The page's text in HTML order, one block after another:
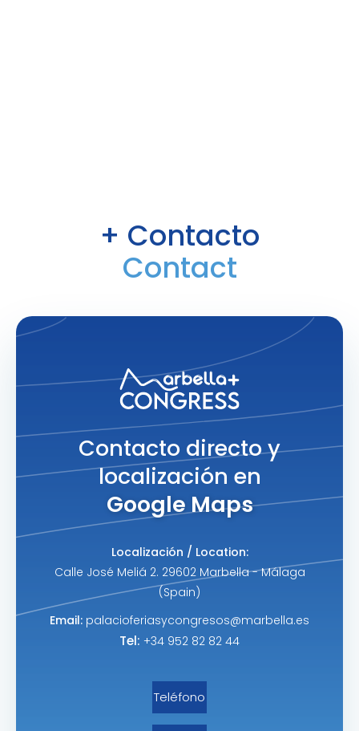
+ Contacto
Contact
Contacto directo y
localización en
Google Maps
Localización / Location:
Calle José Meliá 2. 29602 Marbella - Málaga
(Spain)
Email: palacioferiasycongresos@marbella.es
Tel: +34 952 82 82 44
Teléfono